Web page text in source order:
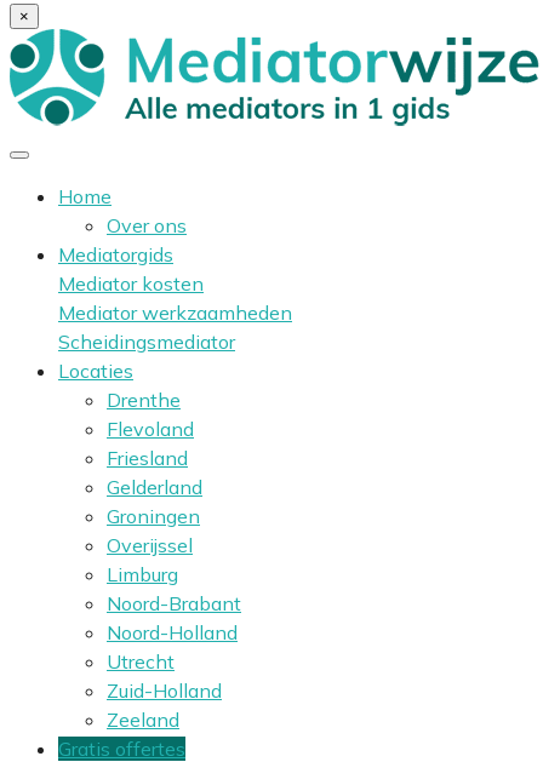
×
Home
Over ons
Mediatorgids
Mediator kosten
Mediator werkzaamheden
Scheidingsmediator
Locaties
Drenthe
Flevoland
Friesland
Gelderland
Groningen
Overijssel
Limburg
Noord-Brabant
Noord-Holland
Utrecht
Zuid-Holland
Zeeland
Gratis offertes